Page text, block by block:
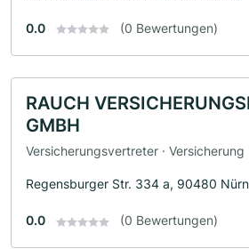
0.0 (0 Bewertungen)
RAUCH
GMBH
Versicherungsvertreter · Versicherung
Regensburger Str. 334 a, 90480
0.0 (0 Bewertungen)